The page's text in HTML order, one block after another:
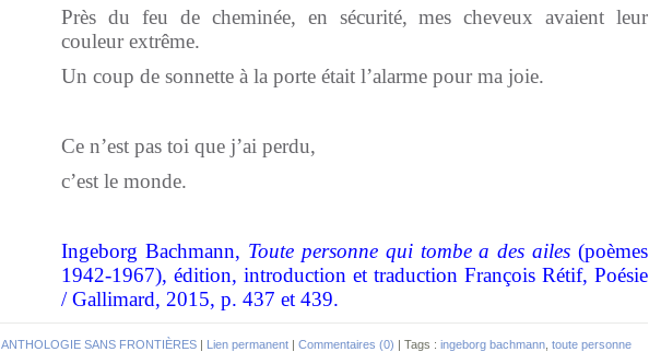
Près du feu de cheminée, en sécurité, mes cheveux avaient leur
couleur extrême.
Un coup de sonnette à la porte était l’alarme pour ma joie.
Ce n’est pas toi que j’ai perdu,
c’est le monde.
Ingeborg Bachmann, Toute personne qui tombe a des ailes (poèmes
1942-1967), édition, introduction et traduction François Rétif, Poésie
/ Gallimard, 2015, p. 437 et 439.
ANTHOLOGIE SANS FRONTIÈRES | Lien permanent | Commentaires (0) | Tags : ingeborg bachmann toute personne